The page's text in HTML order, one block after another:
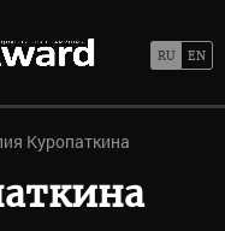
Куропаткина